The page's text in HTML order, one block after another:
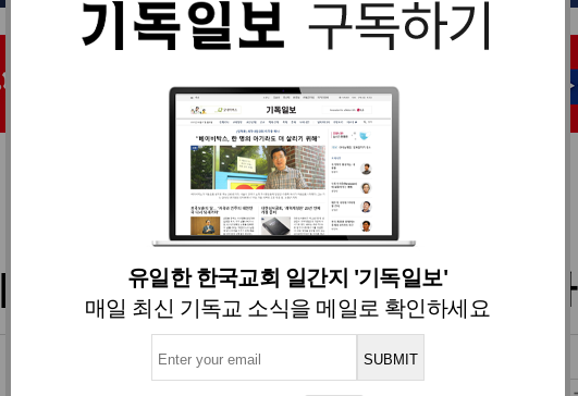
유일한 한국교회 일간지 '기독일보'
매일 최신 기독교 소식을 메일로 확인하세요
교회일반 칼럼 입력 2016. 04. 19 23:52
[한기총 성명서] 신천지를 규탄한다